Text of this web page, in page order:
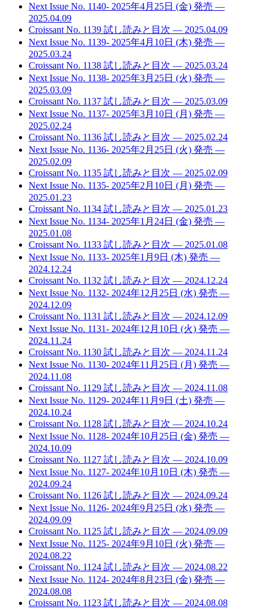
Next Issue No. 1140- 2025年4月25日 (金) 発売 —
2025.04.09
Croissant No. 1139 試し読みと目次 — 2025.04.09
Next Issue No. 1139- 2025年4月10日 (木) 発売 —
2025.03.24
Croissant No. 1138 試し読みと目次 — 2025.03.24
Next Issue No. 1138- 2025年3月25日 (火) 発売 —
2025.03.09
Croissant No. 1137 試し読みと目次 — 2025.03.09
Next Issue No. 1137- 2025年3月10日 (月) 発売 —
2025.02.24
Croissant No. 1136 試し読みと目次 — 2025.02.24
Next Issue No. 1136- 2025年2月25日 (火) 発売 —
2025.02.09
Croissant No. 1135 試し読みと目次 — 2025.02.09
Next Issue No. 1135- 2025年2月10日 (月) 発売 —
2025.01.23
Croissant No. 1134 試し読みと目次 — 2025.01.23
Next Issue No. 1134- 2025年1月24日 (金) 発売 —
2025.01.08
Croissant No. 1133 試し読みと目次 — 2025.01.08
Next Issue No. 1133- 2025年1月9日 (木) 発売 —
2024.12.24
Croissant No. 1132 試し読みと目次 — 2024.12.24
Next Issue No. 1132- 2024年12月25日 (水) 発売 —
2024.12.09
Croissant No. 1131 試し読みと目次 — 2024.12.09
Next Issue No. 1131- 2024年12月10日 (火) 発売 —
2024.11.24
Croissant No. 1130 試し読みと目次 — 2024.11.24
Next Issue No. 1130- 2024年11月25日 (月) 発売 —
2024.11.08
Croissant No. 1129 試し読みと目次 — 2024.11.08
Next Issue No. 1129- 2024年11月9日 (土) 発売 —
2024.10.24
Croissant No. 1128 試し読みと目次 — 2024.10.24
Next Issue No. 1128- 2024年10月25日 (金) 発売 —
2024.10.09
Croissant No. 1127 試し読みと目次 — 2024.10.09
Next Issue No. 1127- 2024年10月10日 (木) 発売 —
2024.09.24
Croissant No. 1126 試し読みと目次 — 2024.09.24
Next Issue No. 1126- 2024年9月25日 (水) 発売 —
2024.09.09
Croissant No. 1125 試し読みと目次 — 2024.09.09
Next Issue No. 1125- 2024年9月10日 (火) 発売 —
2024.08.22
Croissant No. 1124 試し読みと目次 — 2024.08.22
Next Issue No. 1124- 2024年8月23日 (金) 発売 —
2024.08.08
Croissant No. 1123 試し読みと目次 — 2024.08.08